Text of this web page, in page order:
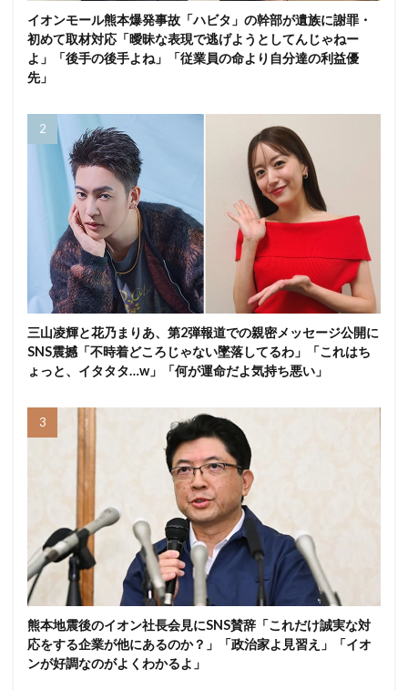
イオンモール熊本爆発事故「ハビタ」の幹部が遺族に謝罪・
初めて取材対応「曖昧な表現で逃げようとしてんじゃねー
よ」「後手の後手よね」「従業員の命より自分達の利益優
先」
三山凌輝と花乃まりあ、第2弾報道での親密メッセージ公開に
SNS震撼「不時着どころじゃない墜落してるわ」「これはち
ょっと、イタタタ…w」「何が運命だよ気持ち悪い」
熊本地震後のイオン社長会見にSNS賛辞「これだけ誠実な対
応をする企業が他にあるのか？」「政治家よ見習え」「イオ
ンが好調なのがよくわかるよ」